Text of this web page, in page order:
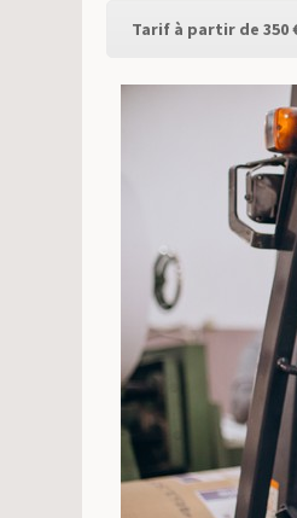
Tarif à partir de 350